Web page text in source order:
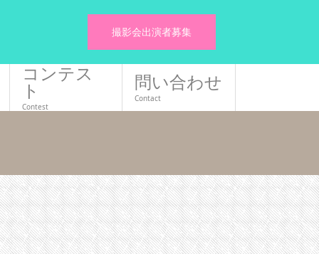
撮影会出演者募集
コンテス
ト
Contest
問い合わせ
Contact